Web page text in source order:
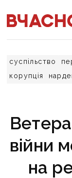
суспільство
корупція
війни
на